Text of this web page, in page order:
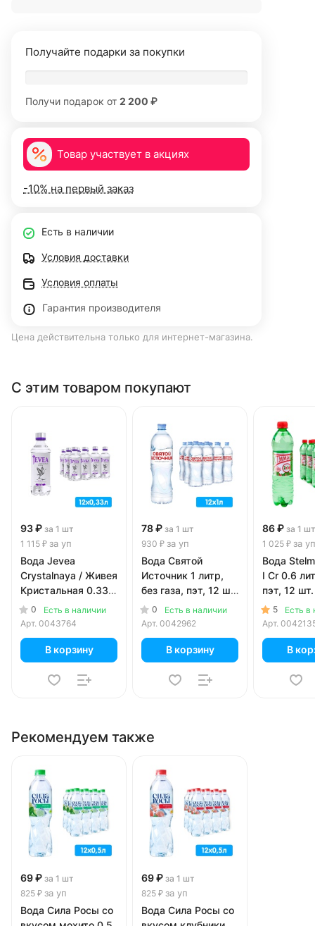
Получайте подарки за покупки
Получи подарок от 2 200 ₽
Товар участвует в акциях
-10% на первый заказ
Есть в наличии
Условия доставки
Условия оплаты
Гарантия производителя
Цена действительна только для интернет-магазина.
С этим товаром покупают
93 ₽ за 1 шт
1 115 ₽ за уп
Вода Jevea
Crystalnaya / Живея
Кристальная 0.33
литра, газ, пэт, 12
шт. в уп.
0
Есть в наличии
Арт. 0043764
В корзину
78 ₽ за 1 шт
930 ₽ за уп
Вода Святой
Источник 1 литр,
без газа, пэт, 12 шт.
в уп.
0
Есть в наличии
Арт. 0042962
В корзину
86 ₽ за 1 шт
1 025 ₽ за уп
Вода
I Cr 0.6
пэт, 12
5
Есть в
Арт.
В
Рекомендуем также
69 ₽ за 1 шт
825 ₽ за уп
Вода Сила Росы со
69 ₽ за 1 шт
825 ₽ за уп
Вода Сила Росы со